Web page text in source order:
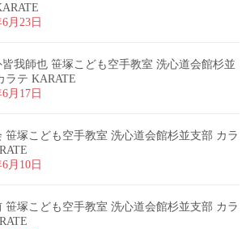
月23日
我師也 笹塚こども空手教室 洗心道会館杉並
ラテ KARATE
月17日
笹塚こども空手教室 洗心道会館杉並支部 カラ
月10日
笹塚こども空手教室 洗心道会館杉並支部 カラ